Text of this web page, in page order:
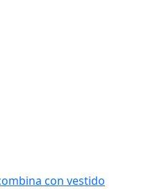
con vestido